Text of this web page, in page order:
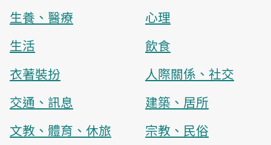
生養、醫療
心理
生活
飲食
衣著裝扮
人際關係、社交
交通、訊息
建築、居所
文教、體育、休旅
宗教、民俗